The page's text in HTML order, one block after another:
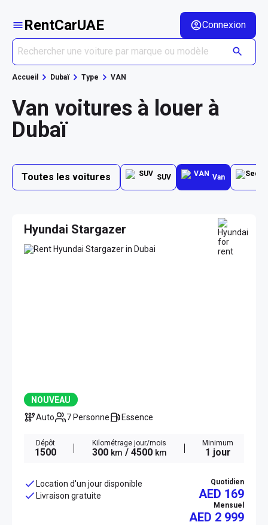
RentCarUAE Connexion
Accueil Dubaï Type VAN
Van voitures à louer à
Dubaï
Toutes les voitures SUV Van
Hyundai Stargazer
NOUVEAU
Auto
7 Personne Essence
Dépôt
1500
Kilométrage jour/mois
300 km / 4500 km
Minimum
1 jour
Location d'un jour disponible
Livraison gratuite
Quotidien
AED 169
Mensuel
AED 2 999